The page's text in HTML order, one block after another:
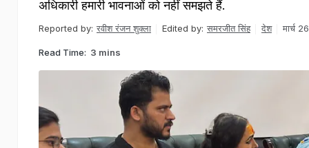
अधिकारी हमारी भावनाओं को नहीं समझते हैं.
Reported by: रवीश रंजन शुक्ला Edited by: समरजीत सिंह देश मार्च
Read Time: 3 mins